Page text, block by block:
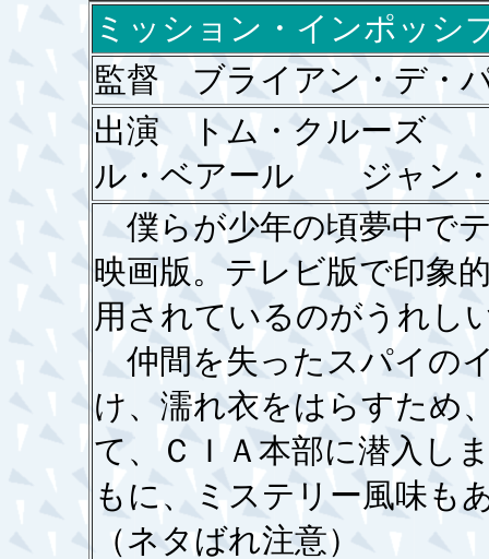
ミッション・インポッシ
監督 ブライアン・デ・
出演 トム・クルーズ
ル・ベアール ジャン
僕らが少年の頃夢中で
映画版。テレビ版で印象
用されているのがうれし
仲間を失ったスパイの
け、濡れ衣をはらすため
て、ＣＩＡ本部に潜入し
もに、ミステリー風味も
（ネタばれ注意）